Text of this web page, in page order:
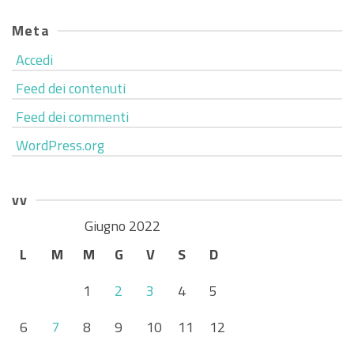
Meta
Accedi
Feed dei contenuti
Feed dei commenti
WordPress.org
vv
Giugno 2022
L
M M G V S
D
1
2 3 4
5
6
7 8 9 10 11
12